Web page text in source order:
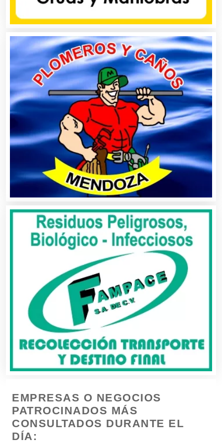
Bares y Cantinas
Basculas
Bebidas
Belleza
Bordados y Estampados
Boutiques
Buceo
Cafeterías
Cajas de Ahorro
Cámaras de Comercio
Camiones para Fletes
Cancelería de Aluminio
EMPRESAS O NEGOCIOS
PATROCINADOS MÁS
CONSULTADOS DURANTE EL
DÍA: